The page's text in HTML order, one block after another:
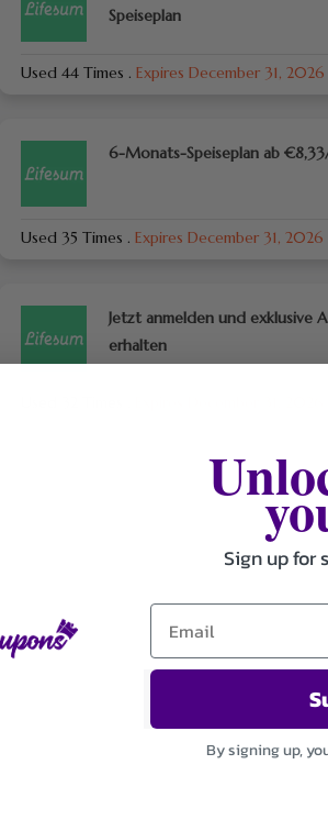
Speiseplan
Used 44 Times . Expires December 31, 2026
6-Monats-Speiseplan ab
Used 35 Times . Expires December 31, 2026
Jetzt anmelden und exklusive
erhalten
Sign up for
By signing up,